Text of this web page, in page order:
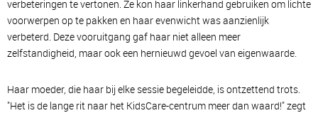
verbeteringen te vertonen. Ze kon haar linkerhand gebruiken om lichte
voorwerpen op te pakken en haar evenwicht was aanzienlijk
verbeterd. Deze vooruitgang gaf haar niet alleen meer
zelfstandigheid, maar ook een hernieuwd gevoel van eigenwaarde.
Haar moeder, die haar bij elke sessie begeleidde, is ontzettend trots.
"Het is de lange rit naar het KidsCare-centrum meer dan waard!" zegt